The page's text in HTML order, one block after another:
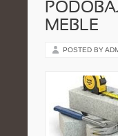
MEBLE
POSTED BY